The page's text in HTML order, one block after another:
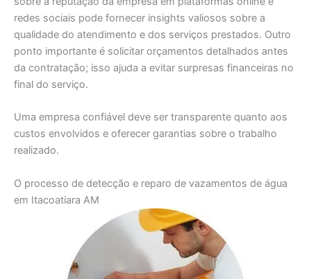
redes sociais pode fornecer insights valiosos sobre a
qualidade do atendimento e dos serviços prestados. Outro
ponto importante é solicitar orçamentos detalhados antes
da contratação; isso ajuda a evitar surpresas financeiras no
final do serviço.
Uma empresa confiável deve ser transparente quanto aos
custos envolvidos e oferecer garantias sobre o trabalho
realizado.
O processo de detecção e reparo de vazamentos de água
em Itacoatiara AM